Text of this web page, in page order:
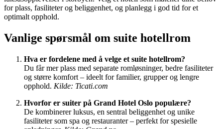
for plass, fasiliteter og beliggenhet, og planlegg i god tid for et
optimalt opphold.
Vanlige spørsmål om suite hotellrom
Hva er fordelene med å velge et suite hotellrom?
Du får mer plass med separate romløsninger, bedre fasiliteter
og større komfort – ideelt for familier, grupper og lengre
opphold. Kilde: Ticati.com
Hvorfor er suiter på Grand Hotel Oslo populære?
De kombinerer luksus, en sentral beliggenhet og unike
fasiliteter som spa og restauranter – perfekt for spesielle